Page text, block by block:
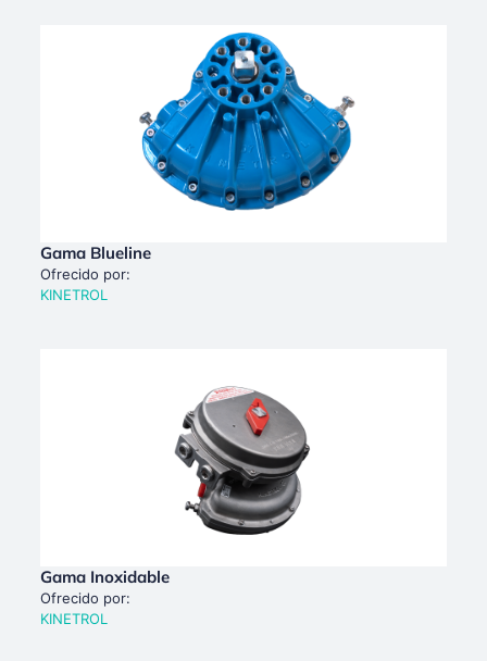
Gama Blueline
Ofrecido por:
KINETROL
Gama Inoxidable
Ofrecido por:
KINETROL